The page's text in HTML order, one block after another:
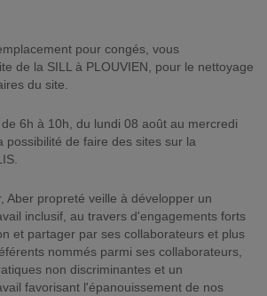
pour congés, vous
de la SILL à PLOUVIEN, pour le nettoyage
du site.
6h à 10h, du lundi 08 août au mercredi
possibilité de faire des sites sur la
Aber propreté veille à développer un
inclusif, au travers d'engagements forts
et partager par ses collaborateurs et plus
nommés parmi ses collaborateurs,
non discriminantes et un
favorisant l'épanouissement de nos